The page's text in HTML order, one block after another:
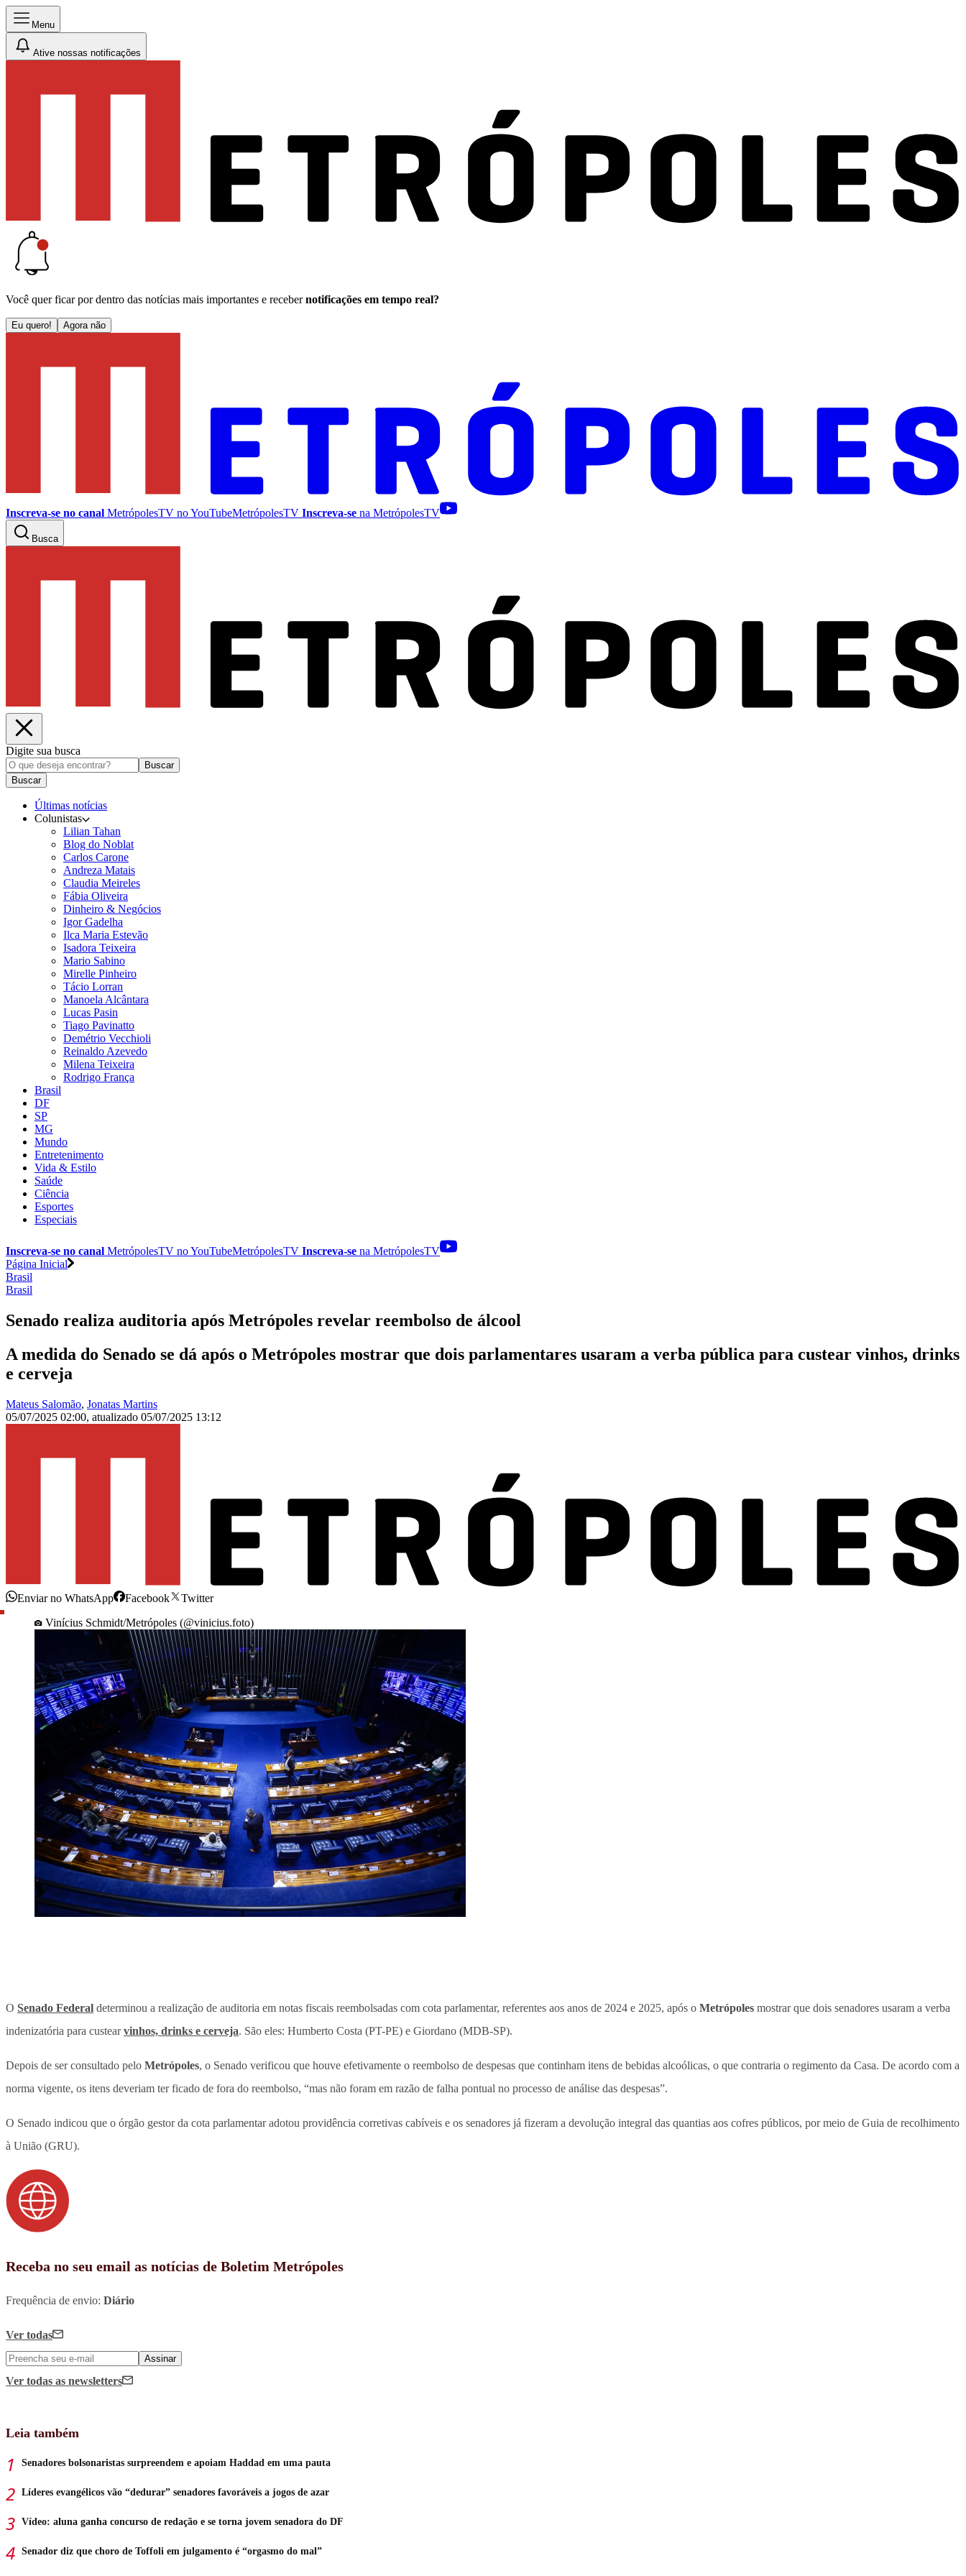
Menu
Ative nossas notificações
Você quer ficar por dentro das notícias mais importantes e receber notificações em tempo real?
Eu quero! Agora não
Inscreva-se no canal MetrópolesTV noYouTubeMetrópolesTV Inscreva-se na MetrópolesTV
Busca
Digite sua busca
Buscar
Buscar
Últimas notícias
Colunistas
Lilian Tahan
Blog do Noblat
Carlos Carone
Andreza Matais
Claudia Meireles
Fábia Oliveira
Dinheiro & Negócios
Igor Gadelha
Ilca Maria Estevão
Isadora Teixeira
Mario Sabino
Mirelle Pinheiro
Tácio Lorran
Manoela Alcântara
Lucas Pasin
Tiago Pavinatto
Demétrio Vecchioli
Reinaldo Azevedo
Milena Teixeira
Rodrigo França
Brasil
DF
SP
MG
Mundo
Entretenimento
Vida & Estilo
Saúde
Ciência
Esportes
Especiais
Inscreva-se no canal MetrópolesTV noYouTubeMetrópolesTV Inscreva-se na MetrópolesTV
Página Inicial
Brasil
Brasil
Senado realiza auditoria após Metrópoles revelar reembolso de álcool
A medida do Senado se dá após o Metrópoles mostrar que dois parlamentares usaram a verba pública para custear vinhos, drinks
e cerveja
Mateus Salomão, Jonatas Martins
05/07/2025 02:00, atualizado 05/07/2025 13:12
Enviar no WhatsApp Facebook
Twitter
Vinícius Schmidt/Metrópoles (@vinicius.foto)
O Senado Federal determinou a realização de auditoria em notas fiscais reembolsadas com cota parlamentar, referentes aos anos de 2024 e 2025, após o Metrópoles mostrar que dois senadores usaram a verba
indenizatória para custearvinhos, drinks e cerveja. São eles: Humberto Costa (PT-PE) e Giordano (MDB-SP).
Depois de ser consultado pelo Metrópoles, o Senado verificou que houve efetivamente o reembolso de despesas que continham itens de bebidas alcoólicas, o que contraria o regimento da Casa. De acordo com a
norma vigente, os itens deveriam ter ficado de fora do reembolso, “mas não foram em razão de falha pontual no processo de análise das despesas”.
O Senado indicou que o órgão gestor da cota parlamentar adotou providência corretivas cabíveis e os senadores já fizeram a devolução integral das quantias aos cofres públicos, por meio de Guia de recolhimento
à União (GRU).
Receba no seu email as notícias de Boletim Metrópoles
Frequência de envio: Diário
Ver todas
Assinar
Ver todas as newsletters
Leia também
Senadores bolsonaristas surpreendem e apoiam Haddad em uma pauta
Líderes evangélicos vão “dedurar” senadores favoráveis a jogos de azar
Vídeo: aluna ganha concurso de redação e se torna jovem senadora do DF
Senador diz que choro de Toffoli em julgamento é “orgasmo do mal”